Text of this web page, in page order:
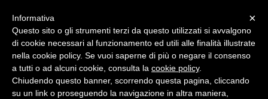
Miss Spettacolo
×
Informativa
Questo sito o gli strumenti terzi da questo utilizzati si avvalgono
di cookie necessari al funzionamento ed utili alle finalità illustrate
nella cookie policy. Se vuoi saperne di più o negare il consenso
a tutti o ad alcuni cookie, consulta la cookie policy.
Chiudendo questo banner, scorrendo questa pagina, cliccando
su un link o proseguendo la navigazione in altra maniera,